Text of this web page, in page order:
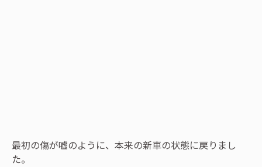
最初の傷が嘘のように、本来の新車の状態に戻りまし
た。